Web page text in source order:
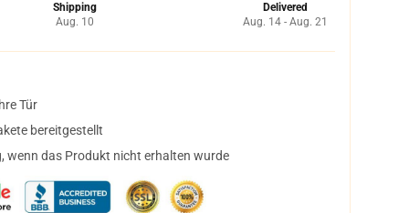
Shipping
Aug. 10
Delivered
Aug. 14 - Aug. 21
Tür
bereitgestellt
wenn das Produkt nicht erhalten wurde